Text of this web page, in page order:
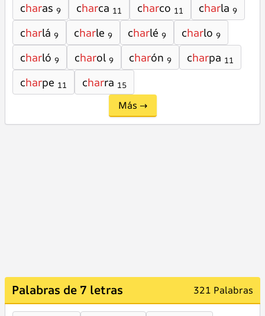
charas 9 charca 11 charco 11 charla 9
charlá 9 charle 9 charlé 9 charlo 9
charló 9 charol 9 charón 9 charpa 11
charpe 11 charra 15
Más →
Palabras de 7 letras 321 Palabras